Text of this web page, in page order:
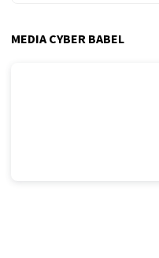
MEDIA CYBER BABEL